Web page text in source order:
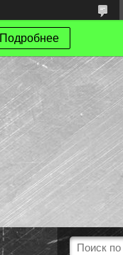
Подробнее